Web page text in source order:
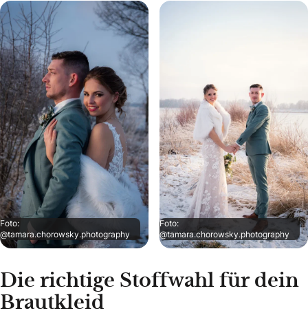
Foto:
@tamara.chorowsky.photography
Foto:
@tamara.chorowsky.photography
Die richtige Stoffwahl für dein
Brautkleid